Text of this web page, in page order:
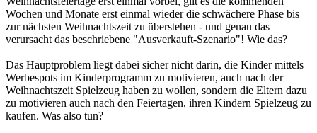
Wochen und Monate erst einmal wieder die schwächere Phase bis
zur nächsten Weihnachtszeit zu überstehen - und genau das
verursacht das beschriebene "Ausverkauft-Szenario"! Wie das?
Das Hauptproblem liegt dabei sicher nicht darin, die Kinder mittels
Werbespots im Kinderprogramm zu motivieren, auch nach der
Weihnachtszeit Spielzeug haben zu wollen, sondern die Eltern dazu
zu motivieren auch nach den Feiertagen, ihren Kindern Spielzeug zu
kaufen. Was also tun?